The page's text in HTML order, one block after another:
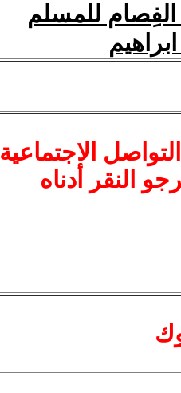
للمسلم
الاجتماعية
النقر أدناه